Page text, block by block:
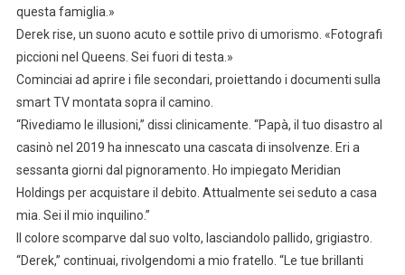
questa famiglia.»
Derek rise, un suono acuto e sottile privo di umorismo. «Fotografi
piccioni nel Queens. Sei fuori di testa.»
Cominciai ad aprire i file secondari, proiettando i documenti sulla
smart TV montata sopra il camino.
“Rivediamo le illusioni,” dissi clinicamente. “Papà, il tuo disastro al
casinò nel 2019 ha innescato una cascata di insolvenze. Eri a
sessanta giorni dal pignoramento. Ho impiegato Meridian
Holdings per acquistare il debito. Attualmente sei seduto a casa
mia. Sei il mio inquilino.”
Il colore scomparve dal suo volto, lasciandolo pallido, grigiastro.
“Derek,” continuai, rivolgendomi a mio fratello. “Le tue brillanti